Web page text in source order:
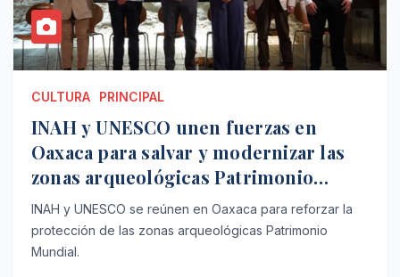
CULTURA PRINCIPAL
INAH y UNESCO unen fuerzas en
Oaxaca para salvar y modernizar las
zonas arqueológicas Patrimonio
Mundial
INAH y UNESCO se reúnen en Oaxaca para reforzar la
protección de las zonas arqueológicas Patrimonio
Mundial.